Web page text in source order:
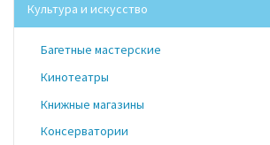
Культура и искусство
Багетные мастерские
Кинотеатры
Книжные магазины
Консерватории